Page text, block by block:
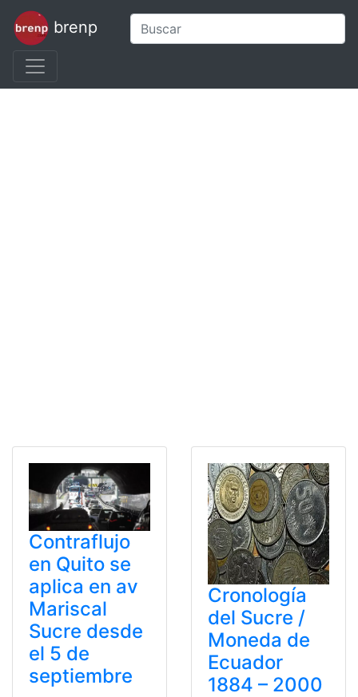
brenp
Contraflujo
en Quito se
aplica en av
Mariscal
Sucre desde
el 5 de
septiembre
Cronología
del Sucre /
Moneda de
Ecuador
1884 – 2000